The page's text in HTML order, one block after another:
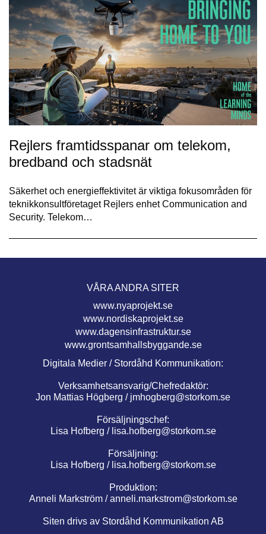
Rejlers framtidsspanar om telekom,
bredband och stadsnät
Säkerhet och energieffektivitet är viktiga fokusområden för
teknikkonsultföretaget Rejlers enhet Communication and
Security. Telekom…
VÅRA ANDRA SITER
www.nyaprojekt.se
www.nordiskaprojekt.se
www.dagensinfrastruktur.se
www.grontsamhallsbyggande.se
Digitala Medier / Stordåhd Kommunikation:
Verksamhetsansvarig/Chefredaktör:
Jon Mattias Högberg / jmhogberg@storkom.se
Försäljningschef:
Lisa Hofberg / lisa.hofberg@storkom.se
Försäljning:
Lisa Hofberg / lisa.hofberg@storkom.se
Produktion:
Anneli Markström / anneli.markstrom@storkom.se
Siten drivs av Stordåhd Kommunikation AB